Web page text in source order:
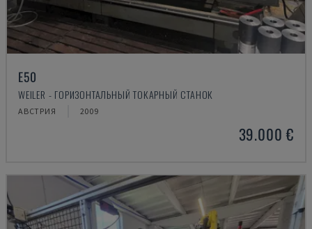
E50
WEILER - ГОРИЗОНТАЛЬНЫЙ ТОКАРНЫЙ СТАНОК
АВСТРИЯ 2009
39.000 €